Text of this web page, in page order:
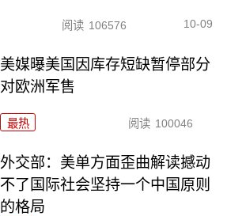
阅读 106576 10-09
美媒曝美国因库存短缺暂停部分
对欧洲军售
最热 阅读 100046
外交部：美单方面歪曲解读撼动
不了国际社会坚持一个中国原则
的格局